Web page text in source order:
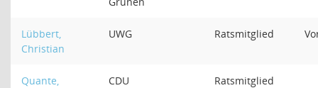
Lübbert,
Christian
UWG Ratsmitglied
Quante,
CDU Ratsmitglied